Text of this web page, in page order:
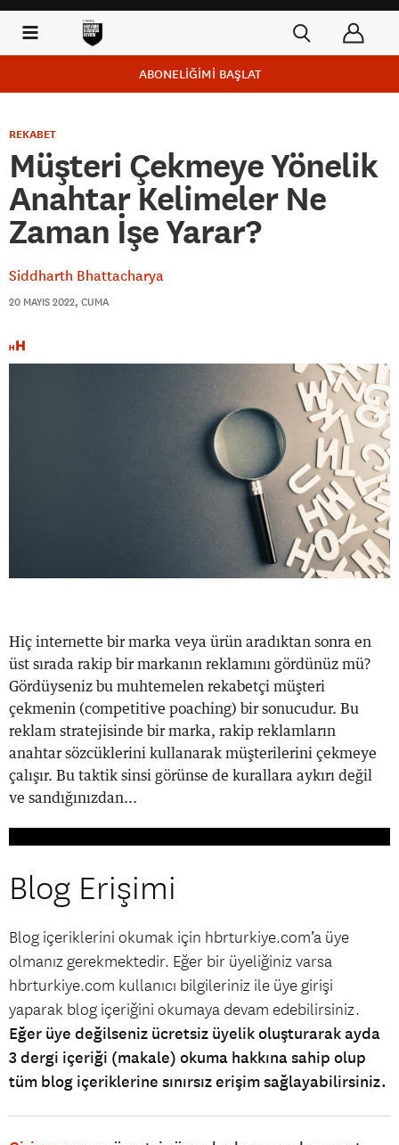
ABONELİĞİMİ BAŞLAT
REKABET
Müşteri Çekmeye Yönelik
Anahtar Kelimeler Ne
Zaman İşe Yarar?
Siddharth Bhattacharya
20 MAYIS 2022, CUMA
Hiç internette bir marka veya ürün aradıktan sonra en
üst sırada rakip bir markanın reklamını gördünüz mü?
Gördüyseniz bu muhtemelen rekabetçi müşteri
çekmenin (competitive poaching) bir sonucudur. Bu
reklam stratejisinde bir marka, rakip reklamların
anahtar sözcüklerini kullanarak müşterilerini çekmeye
çalışır. Bu taktik sinsi görünse de kurallara aykırı değil
ve sandığınızdan...
Blog Erişimi
Blog içeriklerini okumak için hbrturkiye.com’a üye
olmanız gerekmektedir. Eğer bir üyeliğiniz varsa
hbrturkiye.com kullanıcı bilgileriniz ile üye girişi
yaparak blog içeriğini okumaya devam edebilirsiniz.
Eğer üye değilseniz ücretsiz üyelik oluşturarak ayda
3 dergi içeriği (makale) okuma hakkına sahip olup
tüm blog içeriklerine sınırsız erişim sağlayabilirsiniz.